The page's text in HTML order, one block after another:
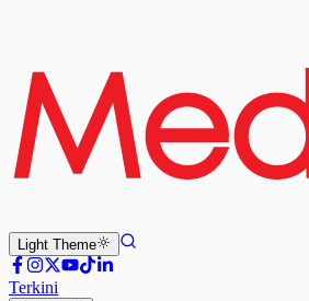
Light Theme
Terkini